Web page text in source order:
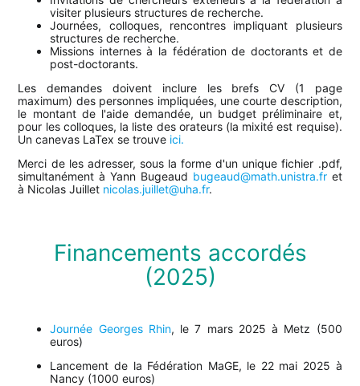
visiter plusieurs structures de recherche.
Journées, colloques, rencontres impliquant plusieurs
structures de recherche.
Missions internes à la fédération de doctorants et de
post-doctorants.
Les demandes doivent inclure les brefs CV (1 page
maximum) des personnes impliquées, une courte description,
le montant de l'aide demandée, un budget préliminaire et,
pour les colloques, la liste des orateurs (la mixité est requise).
Un canevas LaTex se trouve ici.
Merci de les adresser, sous la forme d'un unique fichier .pdf,
simultanément à Yann Bugeaud bugeaud@math.unistra.fret
à Nicolas Juillet nicolas.juillet@uha.fr.
Financements accordés
(2025)
Journée Georges Rhin, le 7 mars 2025 à Metz (500
euros)
Lancement de la Fédération MaGE, le 22 mai 2025 à
Nancy (1000 euros)